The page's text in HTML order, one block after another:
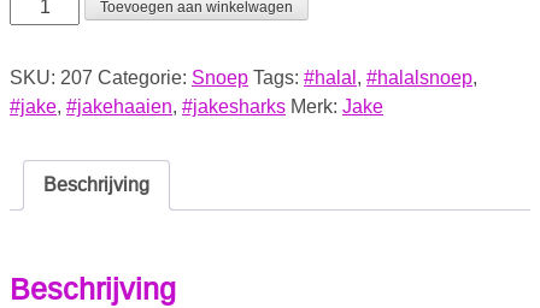
Toevoegen aan winkelwagen
SKU: 207 Categorie: Snoep Tags: #halal , #halalsnoep,
#jake, #jakehaaien, #jakesharks Merk: Jake
Beschrijving
Beschrijving